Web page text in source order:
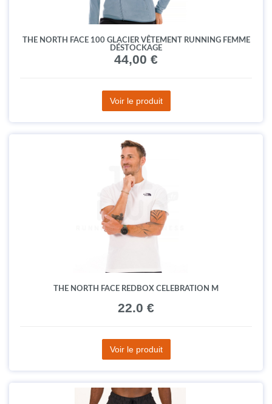
THE NORTH FACE 100 GLACIER VÊTEMENT RUNNING FEMME
DÉSTOCKAGE
44,00 €
Voir le produit
THE NORTH FACE REDBOX CELEBRATION M
22.0 €
Voir le produit